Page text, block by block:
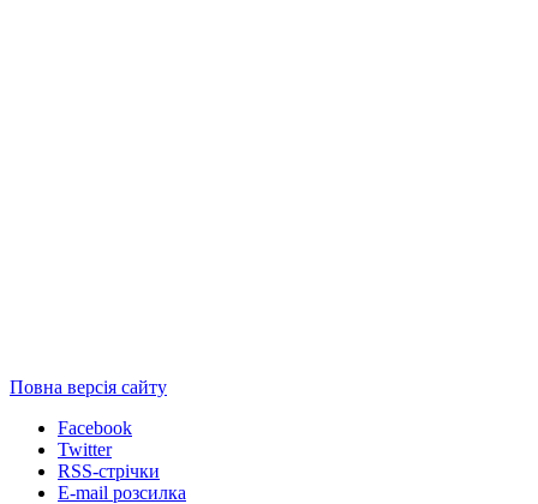
Повна версія сайту
Facebook
Twitter
RSS-стрічки
E-mail розсилка